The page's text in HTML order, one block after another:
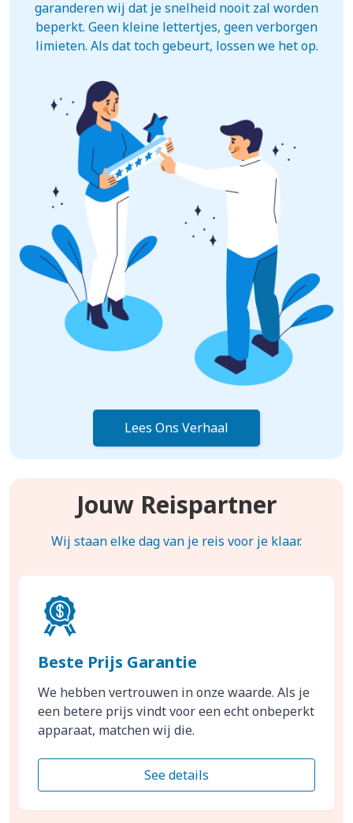
garanderen wij dat je snelheid nooit zal worden
beperkt. Geen kleine lettertjes, geen verborgen
limieten. Als dat toch gebeurt, lossen we het op.
Lees Ons Verhaal
Jouw Reispartner
Wij staan elke dag van je reis voor je klaar.
Beste Prijs Garantie
We hebben vertrouwen in onze waarde. Als je
een betere prijs vindt voor een echt onbeperkt
apparaat, matchen wij die.
See details